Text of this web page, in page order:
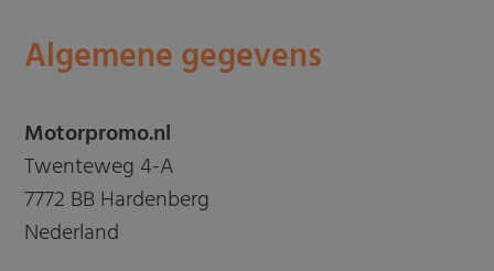
Algemene gegevens
Motorpromo.nl
Twenteweg 4-A
7772 BB Hardenberg
Nederland